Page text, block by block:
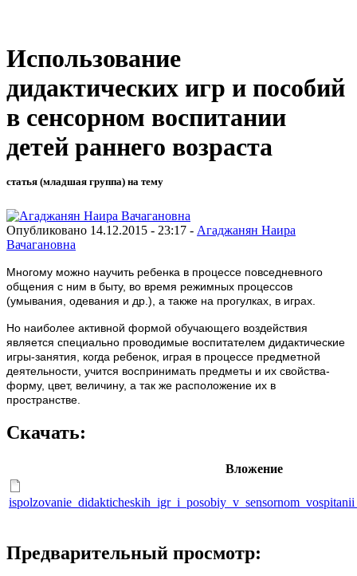
Использование
дидактических игр и пособий
в сенсорном воспитании
детей раннего возраста
статья (младшая группа) на тему
Опубликовано 14.12.2015 - 23:17 - Агаджанян Наира
Вачагановна
Многому можно научить ребенка в процессе повседневного
общения с ним в быту, во время режимных процессов
(умывания, одевания и др.), а также на прогулках, в играх.
Но наиболее активной формой обучающего воздействия
является специально проводимые воспитателем дидактические
игры-занятия, когда ребенок, играя в процессе предметной
деятельности, учится воспринимать предметы и их свойства-
форму, цвет, величину, а так же расположение их в
пространстве.
Скачать:
Вложение
Предварительный просмотр: